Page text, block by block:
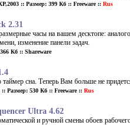
:: Размер: 399 Кб :: Freeware :: Rus
2.31
часы на вашем десктопе:
изменение панели задач.
Кб :: Shareware
таймер сна. Теперь Вам больше не
Размер: 530 Кб :: Freeware :: Rus
Ultra 4.62
и ручной смены обоев